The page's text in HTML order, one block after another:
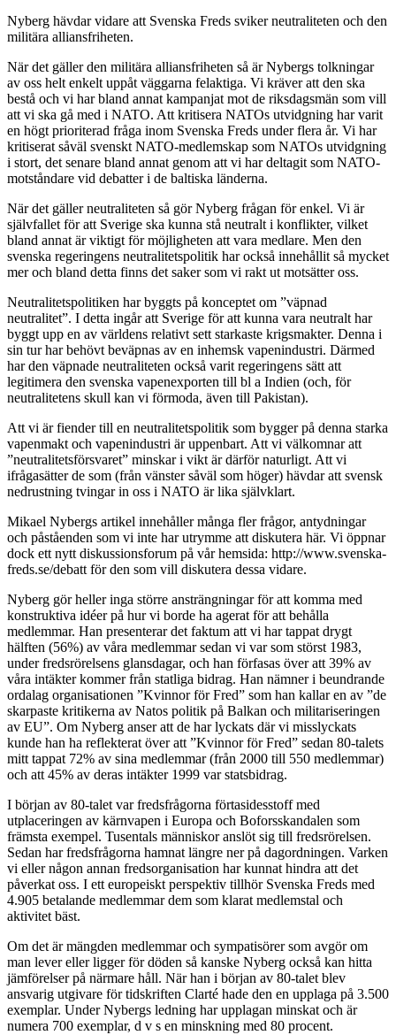
Nyberg hävdar vidare att Svenska Freds sviker neutraliteten och den
militära alliansfriheten.
När det gäller den militära alliansfriheten så är Nybergs tolkningar
av oss helt enkelt uppåt väggarna felaktiga. Vi kräver att den ska
bestå och vi har bland annat kampanjat mot de riksdagsmän som vill
att vi ska gå med i NATO. Att kritisera NATOs utvidgning har varit
en högt prioriterad fråga inom Svenska Freds under flera år. Vi har
kritiserat såväl svenskt NATO-medlemskap som NATOs utvidgning
i stort, det senare bland annat genom att vi har deltagit som NATO-
motståndare vid debatter i de baltiska länderna.
När det gäller neutraliteten så gör Nyberg frågan för enkel. Vi är
självfallet för att Sverige ska kunna stå neutralt i konflikter, vilket
bland annat är viktigt för möjligheten att vara medlare. Men den
svenska regeringens neutralitetspolitik har också innehållit så mycket
mer och bland detta finns det saker som vi rakt ut motsätter oss.
Neutralitetspolitiken har byggts på konceptet om ”väpnad
neutralitet”. I detta ingår att Sverige för att kunna vara neutralt har
byggt upp en av världens relativt sett starkaste krigsmakter. Denna i
sin tur har behövt beväpnas av en inhemsk vapenindustri. Därmed
har den väpnade neutraliteten också varit regeringens sätt att
legitimera den svenska vapenexporten till bl a Indien (och, för
neutralitetens skull kan vi förmoda, även till Pakistan).
Att vi är fiender till en neutralitetspolitik som bygger på denna starka
vapenmakt och vapenindustri är uppenbart. Att vi välkomnar att
”neutralitetsförsvaret” minskar i vikt är därför naturligt. Att vi
ifrågasätter de som (från vänster såväl som höger) hävdar att svensk
nedrustning tvingar in oss i NATO är lika självklart.
Mikael Nybergs artikel innehåller många fler frågor, antydningar
och påståenden som vi inte har utrymme att diskutera här. Vi öppnar
dock ett nytt diskussionsforum på vår hemsida: http://www.svenska-
freds.se/debatt för den som vill diskutera dessa vidare.
Nyberg gör heller inga större ansträngningar för att komma med
konstruktiva idéer på hur vi borde ha agerat för att behålla
medlemmar. Han presenterar det faktum att vi har tappat drygt
hälften (56%) av våra medlemmar sedan vi var som störst 1983,
under fredsrörelsens glansdagar, och han förfasas över att 39% av
våra intäkter kommer från statliga bidrag. Han nämner i beundrande
ordalag organisationen ”Kvinnor för Fred” som han kallar en av ”de
skarpaste kritikerna av Natos politik på Balkan och militariseringen
av EU”. Om Nyberg anser att de har lyckats där vi misslyckats
kunde han ha reflekterat över att ”Kvinnor för Fred” sedan 80-talets
mitt tappat 72% av sina medlemmar (från 2000 till 550 medlemmar)
och att 45% av deras intäkter 1999 var statsbidrag.
I början av 80-talet var fredsfrågorna förtasidesstoff med
utplaceringen av kärnvapen i Europa och Boforsskandalen som
främsta exempel. Tusentals människor anslöt sig till fredsrörelsen.
Sedan har fredsfrågorna hamnat längre ner på dagordningen. Varken
vi eller någon annan fredsorganisation har kunnat hindra att det
påverkat oss. I ett europeiskt perspektiv tillhör Svenska Freds med
4.905 betalande medlemmar dem som klarat medlemstal och
aktivitet bäst.
Om det är mängden medlemmar och sympatisörer som avgör om
man lever eller ligger för döden så kanske Nyberg också kan hitta
jämförelser på närmare håll. När han i början av 80-talet blev
ansvarig utgivare för tidskriften Clarté hade den en upplaga på 3.500
exemplar. Under Nybergs ledning har upplagan minskat och är
numera 700 exemplar, d v s en minskning med 80 procent.